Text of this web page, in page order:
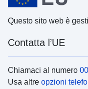
Questo sito web è
Contatta l’UE
Chiamaci al numero
Usa altre opzioni